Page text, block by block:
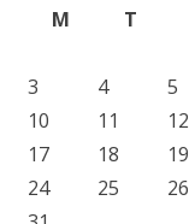
M T
3
4 5
10
11 12
17
18 19
24
25 26